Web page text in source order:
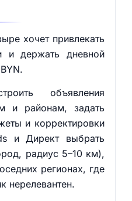
хочет привлекать
и держать дневной
объявления
и районам, задать
и корректировки
и Директ выбрать
радиус 5–10 км),
регионах, где
нерелевантен.